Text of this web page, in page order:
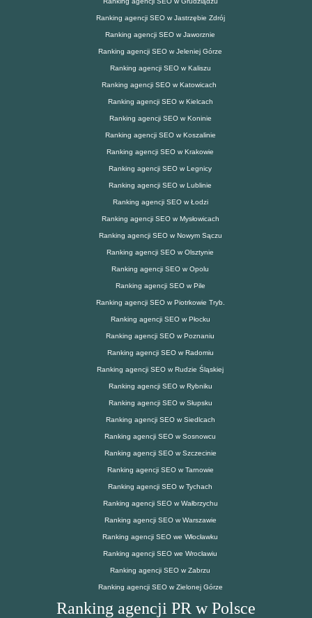
Ranking agencji SEO w Jastrzębie Zdrój
Ranking agencji SEO w Jaworznie
Ranking agencji SEO w Jeleniej Górze
Ranking agencji SEO w Kaliszu
Ranking agencji SEO w Katowicach
Ranking agencji SEO w Kielcach
Ranking agencji SEO w Koninie
Ranking agencji SEO w Koszalinie
Ranking agencji SEO w Krakowie
Ranking agencji SEO w Legnicy
Ranking agencji SEO w Lublinie
Ranking agencji SEO w Łodzi
Ranking agencji SEO w Mysłowicach
Ranking agencji SEO w Nowym Sączu
Ranking agencji SEO w Olsztynie
Ranking agencji SEO w Opolu
Ranking agencji SEO w Pile
Ranking agencji SEO w Piotrkowie Tryb.
Ranking agencji SEO w Płocku
Ranking agencji SEO w Poznaniu
Ranking agencji SEO w Radomiu
Ranking agencji SEO w Rudzie Śląskiej
Ranking agencji SEO w Rybniku
Ranking agencji SEO w Słupsku
Ranking agencji SEO w Siedlcach
Ranking agencji SEO w Sosnowcu
Ranking agencji SEO w Szczecinie
Ranking agencji SEO w Tarnowie
Ranking agencji SEO w Tychach
Ranking agencji SEO w Wałbrzychu
Ranking agencji SEO w Warszawie
Ranking agencji SEO we Włocławku
Ranking agencji SEO we Wrocławiu
Ranking agencji SEO w Zabrzu
Ranking agencji SEO w Zielonej Górze
Ranking agencji PR w Polsce